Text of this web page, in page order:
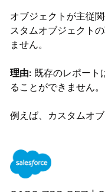
オブジェクトが主従
スタムオブジェクト
ません。
理由: 既存のレポート
ることができません。
例えば、カスタムオ
に、取引先の共有を
実装されていません。